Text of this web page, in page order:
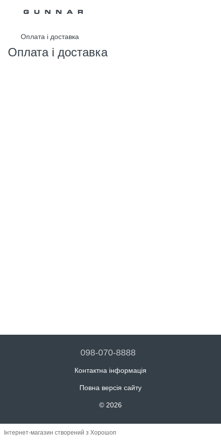
Оплата і доставка
Оплата і доставка
098-070-8888
Контактна інформація
Повна версія сайту
© 2026
Інтернет-магазин створений з Хорошоп